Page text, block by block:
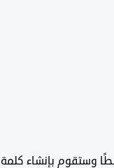
وستقوم بإنشاء كلمة